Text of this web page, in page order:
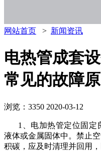
网站首页 > 新闻资讯
电热管成套
常见的故障
浏览：3350 2020-03-12
1、电加热管定位固定
液体或金属固体中。禁止
积碳，应及时清理并回用